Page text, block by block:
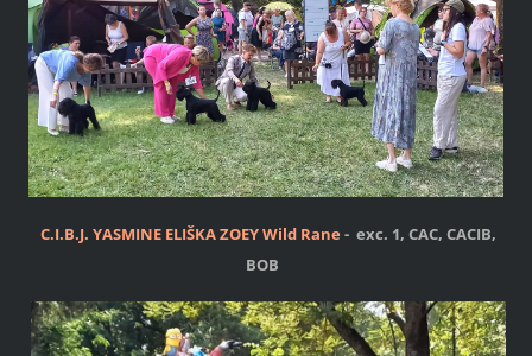
C.I.B.J. YASMINE ELIŠKA ZOEY Wild Rane- exc. 1, CAC, CACIB,
BOB